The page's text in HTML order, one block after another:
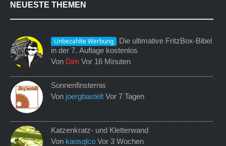
NEUESTE THEMEN
Unbezahlte Werbung
Die ultimative FritzBox-Bibel
in der 7. Auflage kostenlos
Von Dim Vor 16 Minuten
Sonnenfinsternis
Von joergbastelt Vor 7 Tagen
Katzenkratz- und Kletterwand
Von kaosqlco Vor 3 Wochen